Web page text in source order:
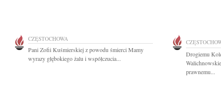
CZĘSTOCHOWA
Pani Zofii Kuśmierskiej z powodu śmierci Mamy
wyrazy głębokiego żalu i współczucia...
Drogiemu
prawnemu...